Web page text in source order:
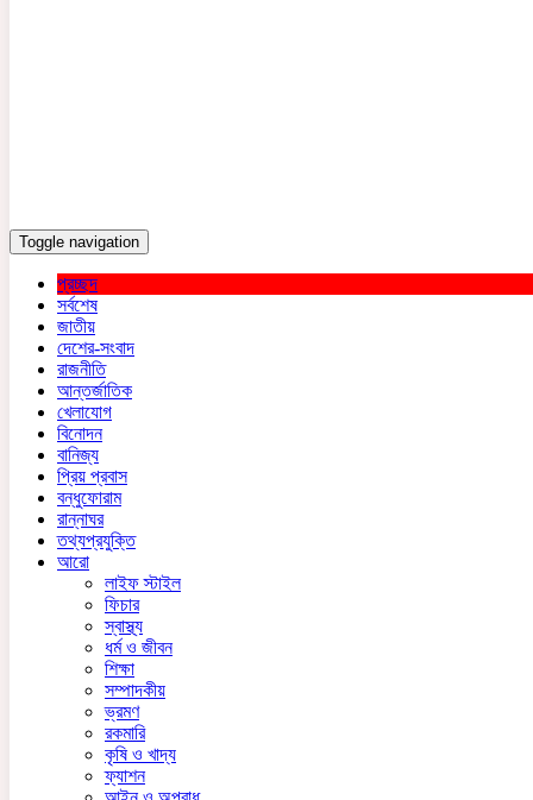
Toggle navigation
প্রচ্ছদ
সর্বশেষ
জাতীয়
দেশের-সংবাদ
রাজনীতি
আন্তর্জাতিক
খেলাযোগ
বিনোদন
বানিজ্য
প্রিয় প্রবাস
বন্ধুফোরাম
রান্নাঘর
তথ্যপ্রযুক্তি
আরো
লাইফ স্টাইল
ফিচার
স্বাস্থ্য
ধর্ম ও জীবন
শিক্ষা
সম্পাদকীয়
ভ্রমণ
রকমারি
কৃষি ও খাদ্য
ফ্যাশন